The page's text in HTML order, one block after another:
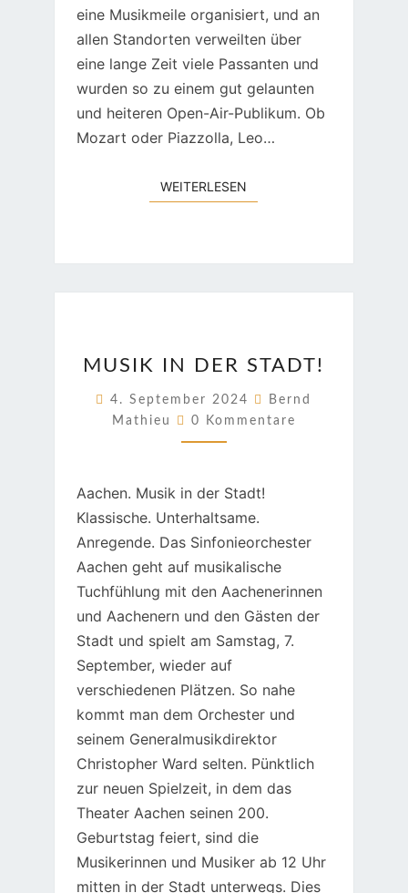
eine Musikmeile organisiert, und an
allen Standorten verweilten über
eine lange Zeit viele Passanten und
wurden so zu einem gut gelaunten
und heiteren Open-Air-Publikum. Ob
Mozart oder Piazzolla, Leo…
WEITERLESEN
IN
DER
STADT!
MUSIK IN DER STADT!
4. September 2024
Bernd
Mathieu
Kommentare
0 Kommentare
Aachen. Musik in der Stadt!
Klassische. Unterhaltsame.
Anregende. Das Sinfonieorchester
Aachen geht auf musikalische
Tuchfühlung mit den Aachenerinnen
und Aachenern und den Gästen der
Stadt und spielt am Samstag, 7.
September, wieder auf
verschiedenen Plätzen. So nahe
kommt man dem Orchester und
seinem Generalmusikdirektor
Christopher Ward selten. Pünktlich
zur neuen Spielzeit, in dem das
Theater Aachen seinen 200.
Geburtstag feiert, sind die
Musikerinnen und Musiker ab 12 Uhr
mitten in der Stadt unterwegs. Dies